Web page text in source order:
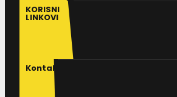
KORISNI
LINKOVI
Kontakt